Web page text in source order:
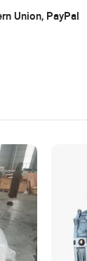
Union, PayPal